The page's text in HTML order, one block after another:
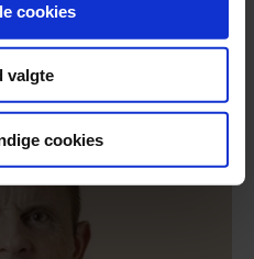
cookies
valgte
cookies